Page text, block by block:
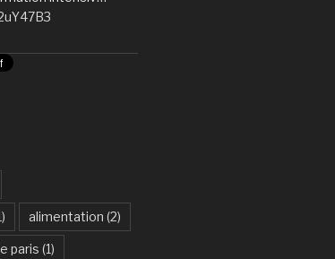
alimentation (2)
paris (1)